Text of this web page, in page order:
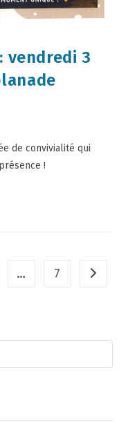
vendredi 3
de convivialité qui
!
… 7